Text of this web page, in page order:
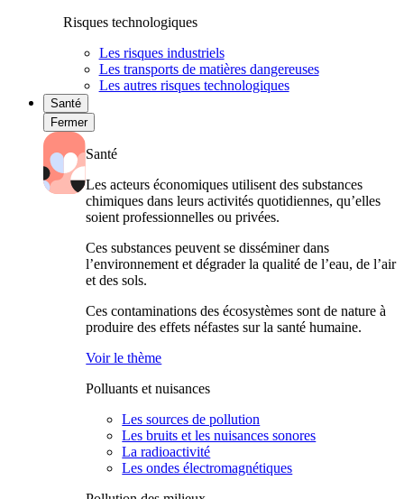
Risques technologiques
Les risques industriels
Les transports de matières dangereuses
Les autres risques technologiques
Santé
Fermer
Santé
Les acteurs économiques utilisent des substances
chimiques dans leurs activités quotidiennes, qu’elles
soient professionnelles ou privées.
Ces substances peuvent se disséminer dans
l’environnement et dégrader la qualité de l’eau, de l’air
et des sols.
Ces contaminations des écosystèmes sont de nature à
produire des effets néfastes sur la santé humaine.
Voir le thème
Polluants et nuisances
Les sources de pollution
Les bruits et les nuisances sonores
La radioactivité
Les ondes électromagnétiques